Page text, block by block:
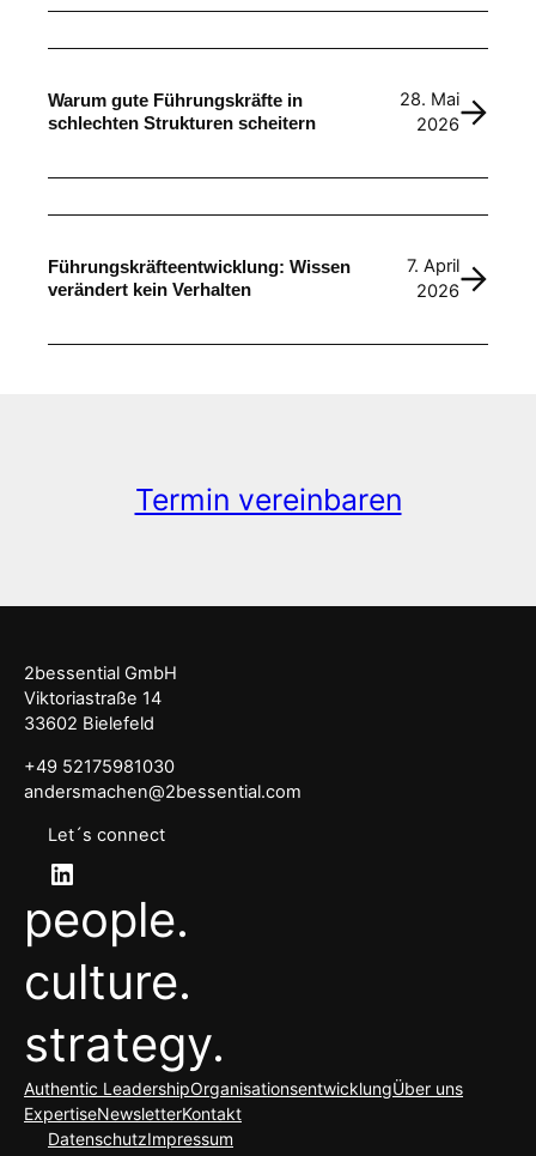
Warum gute Führungskräfte in
schlechten Strukturen scheitern
28. Mai
2026
Führungskräfteentwicklung: Wissen
verändert kein Verhalten
7. April
2026
Termin vereinbaren
2bessential GmbH
Viktoriastraße 14
33602 Bielefeld
+49 52175981030
andersmachen@2bessential.com
Let´s connect
LinkedIn
people.
culture.
strategy.
Authentic LeadershipOrganisationsentwicklungÜber uns
ExpertiseNewsletterKontakt
DatenschutzImpressum